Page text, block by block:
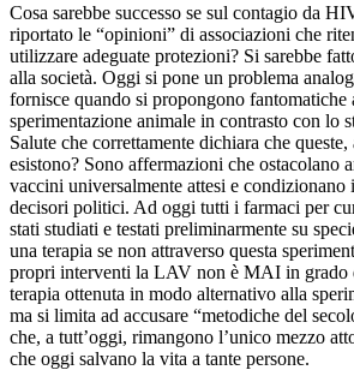
Cosa sarebbe successo se sul contagio da
riportato le “opinioni” di associazioni che
utilizzare adeguate protezioni? Si sarebbe
alla società. Oggi si pone un problema
fornisce quando si propongono fantomatiche
sperimentazione animale in contrasto con lo
Salute che correttamente dichiara che
esistono? Sono affermazioni che ostacolano
vaccini universalmente attesi e condizionano
decisori politici. Ad oggi tutti i farmaci per
stati studiati e testati preliminarmente su
una terapia se non attraverso questa
propri interventi la LAV non è MAI in grado
terapia ottenuta in modo alternativo alla
ma si limita ad accusare “metodiche del
che, a tutt’oggi, rimangono l’unico mezzo
che oggi salvano la vita a tante persone.